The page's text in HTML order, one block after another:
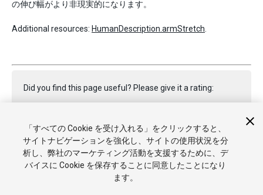
の伸び幅がより非現実的になります。
Additional resources: HumanDescription.armStretch
Did you find this page useful? Please give it a rating:
Report a problem on this page
「すべての Cookie を受け入れる」をクリックすると、
サイトナビゲーションを強化し、サイトの使用状況を分
析し、弊社のマーケティング活動を支援するために、デ
バイスに Cookie を保存することに同意したことになり
ます。